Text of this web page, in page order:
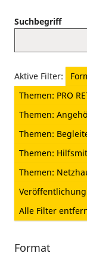
Suchbegriff
Aktive Filter:
Themen: PRO
Themen:
Themen:
Themen:
Themen:
Alle Filter
Format